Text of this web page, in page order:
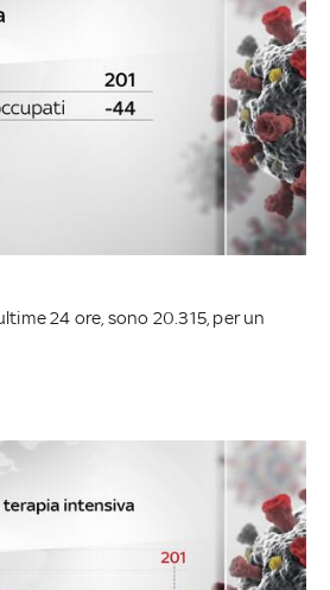
24 ore, sono 20.315, per un